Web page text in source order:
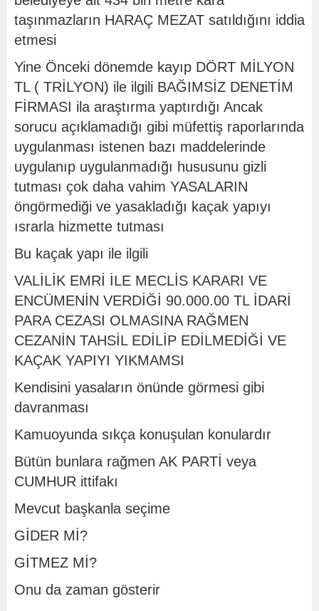
taşınmazların HARAÇ MEZAT satıldığını iddia
etmesi
Yine Önceki dönemde kayıp DÖRT MİLYON
TL ( TRİLYON) ile ilgili BAĞIMSİZ DENETİM
FİRMASI ila araştırma yaptırdığı Ancak
sorucu açıklamadığı gibi müfettiş raporlarında
uygulanması istenen bazı maddelerinde
uygulanıp uygulanmadığı hususunu gizli
tutması çok daha vahim YASALARIN
öngörmediği ve yasakladığı kaçak yapıyı
ısrarla hizmette tutması
Bu kaçak yapı ile ilgili
VALİLİK EMRİ İLE MECLİS KARARI VE
ENCÜMENİN VERDİĞİ 90.000.00 TL İDARİ
PARA CEZASI OLMASINA RAĞMEN
CEZANİN TAHSİL EDİLİP EDİLMEDİĞİ VE
KAÇAK YAPIYI YIKMAMSI
Kendisini yasaların önünde görmesi gibi
davranması
Kamuoyunda sıkça konuşulan konulardır
Bütün bunlara rağmen AK PARTİ veya
CUMHUR ittifakı
Mevcut başkanla seçime
GİDER Mİ?
GİTMEZ Mİ?
Onu da zaman gösterir